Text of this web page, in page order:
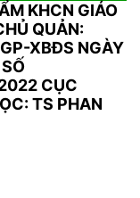
KHCN GIÁO
QUẢN:
XBĐS NGÀY
CỤC
TS PHAN